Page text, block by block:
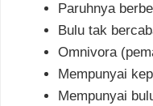
Paruhnya
Bulu tak
Omnivora
Mempunyai
Mempunyai